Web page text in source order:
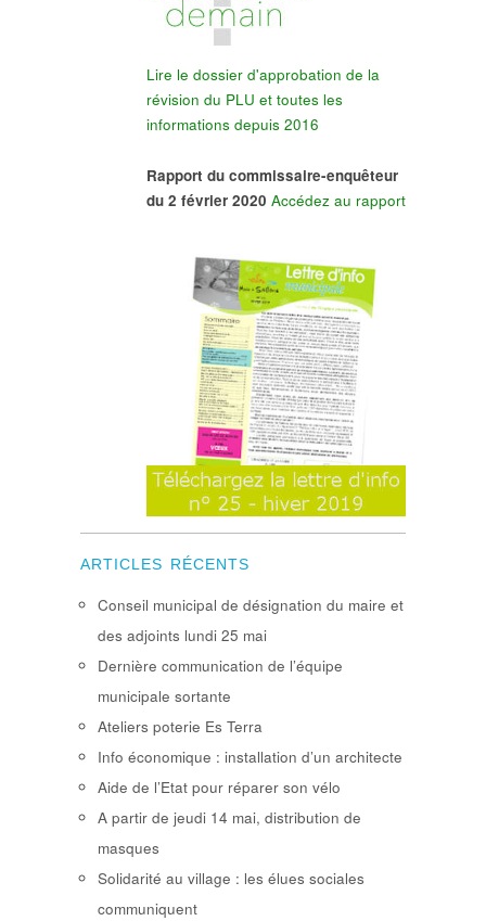
Lire le dossier d'approbation de la
révision du PLU et toutes les
informations depuis 2016
Rapport du commissaire-enquêteur
du 2 février 2020 Accédez au rapport
ARTICLES RÉCENTS
Conseil municipal de désignation du maire et
des adjoints lundi 25 mai
Dernière communication de l’équipe
municipale sortante
Ateliers poterie Es Terra
Info économique : installation d’un architecte
Aide de l’Etat pour réparer son vélo
A partir de jeudi 14 mai, distribution de
masques
Solidarité au village : les élues sociales
communiquent